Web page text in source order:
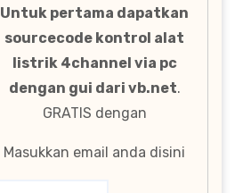
Untuk pertama dapatkan
sourcecode kontrol alat
listrik 4channel via pc
dengan gui dari vb.net.
GRATIS dengan
Masukkan email anda disini